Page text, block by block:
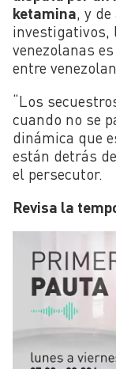
ketamina , y
investigativos,
venezolanas
entre
“Los
cuando no se
dinámica que
están detrás
el persecutor.
Revisa la